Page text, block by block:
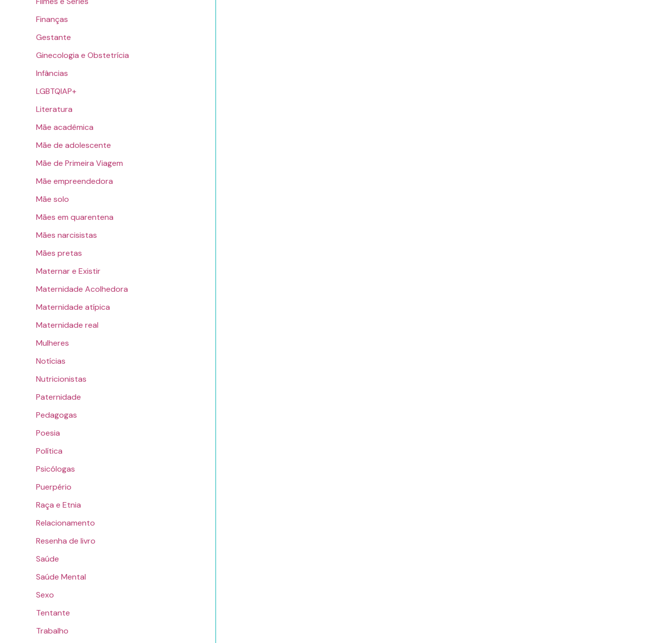
Finanças
Gestante
Ginecologia e Obstetrícia
Infâncias
LGBTQIAP+
Literatura
Mãe acadêmica
Mãe de adolescente
Mãe de Primeira Viagem
Mãe empreendedora
Mãe solo
Mães em quarentena
Mães narcisistas
Mães pretas
Maternar e Existir
Maternidade Acolhedora
Maternidade atípica
Maternidade real
Mulheres
Notícias
Nutricionistas
Paternidade
Pedagogas
Poesia
Política
Psicólogas
Puerpério
Raça e Etnia
Relacionamento
Resenha de livro
Saúde
Saúde Mental
Sexo
Tentante
Trabalho